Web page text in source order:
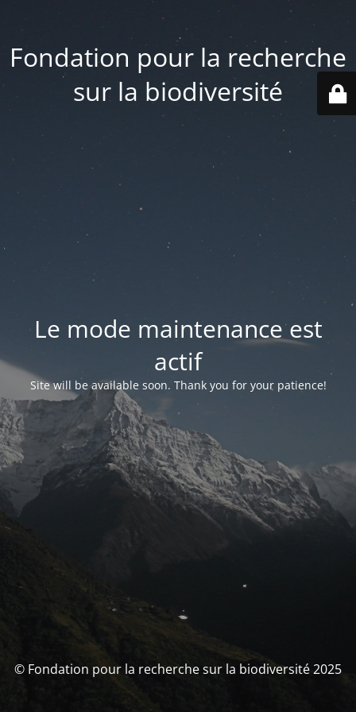
Fondation pour la recherche
sur la biodiversité
Le mode maintenance est
actif
Site will be available soon. Thank you for your patience!
© Fondation pour la recherche sur la biodiversité 2025